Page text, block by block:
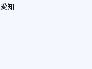
愛知